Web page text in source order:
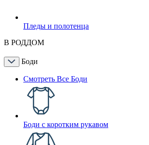
Пледы и полотенца
В РОДДОМ
Боди
Смотреть Все Боди
Боди с коротким рукавом